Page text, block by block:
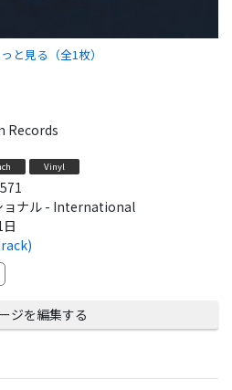
と見る（全1 枚）
Records
Vinyl
ョナル - International
ジを編集する